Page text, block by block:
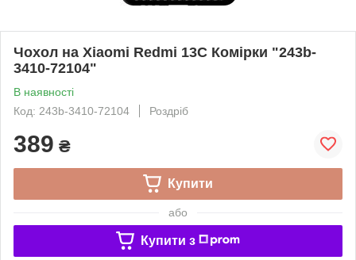
Чохол на Xiaomi Redmi 13C Комірки "243b-
3410-72104"
В наявності
Код: 243b-3410-72104
Роздріб
389 ₴
Купити
або
Купити з